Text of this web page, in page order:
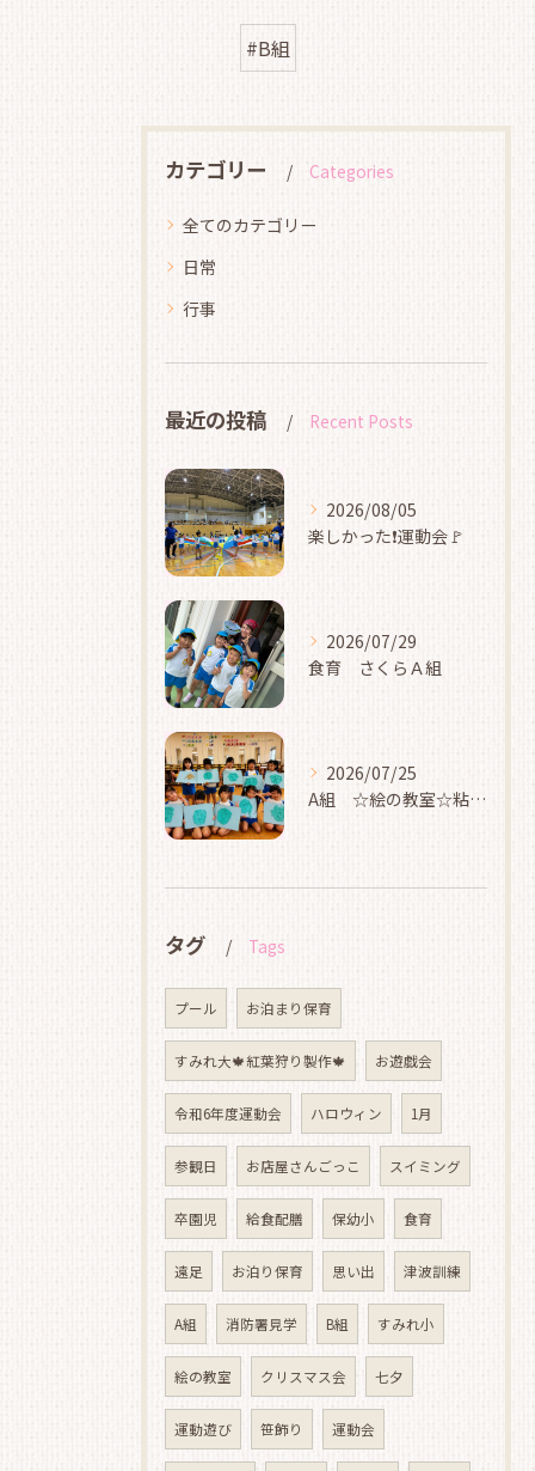
#B組
カテゴリー Categories
全てのカテゴリー
日常
行事
最近の投稿 Recent Posts
2026/08/05
楽しかった❗運動会🚩
2026/07/29
食育 さくらＡ組
2026/07/25
A組 ☆絵の教室☆粘土☆
タグ Tags
プール お泊まり保育
すみれ大🍁紅葉狩り製作🍁 お遊戯会
令和6年度運動会 ハロウィン 1月
参観日 お店屋さんごっこ スイミング
卒園児 給食配膳 保幼小 食育
遠足 お泊り保育 思い出 津波訓練
A組 消防署見学 B組 すみれ小
絵の教室 クリスマス会 七夕
運動遊び 笹飾り 運動会